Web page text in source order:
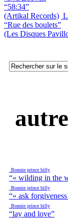
“58:34”
(Artikal Records)
“Rue des boulets”
(Les Disques
Bonnie prince billy
“« wilding in the
Bonnie prince billy
“« ask
Bonnie prince billy
“lay and love”